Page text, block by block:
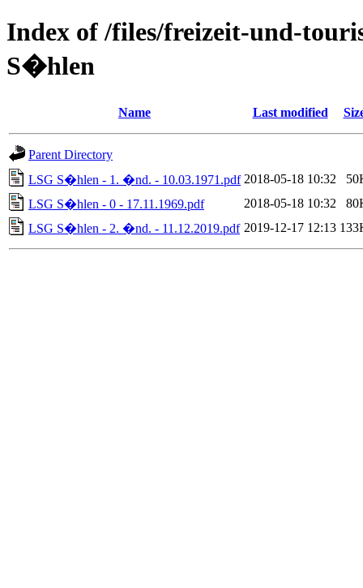
Index of /files/freizeit-und-
S�hlen
Name Last modified
Parent Directory
LSG S�hlen - 1. �nd. - 10.03.1971.pdf 2018-05-18 10:32
LSG S�hlen - 0 - 17.11.1969.pdf
2018-05-18 10:32
LSG S�hlen - 2. �nd. - 11.12.2019.pdf 2019-12-17 12:13